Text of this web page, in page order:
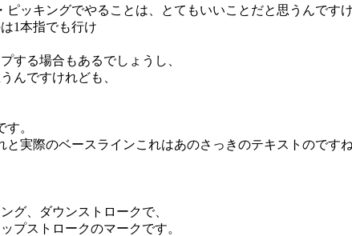
ッキングでやることは、とてもいいことだと思うんですけ
1本指でも行け
する場合もあるでしょうし、
んですけれども、
。
実際のベースラインこれはあのさっきのテキストのです
グ、ダウンストロークで、
プストロークのマークです。